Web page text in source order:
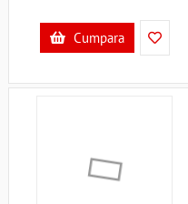
Cumpara